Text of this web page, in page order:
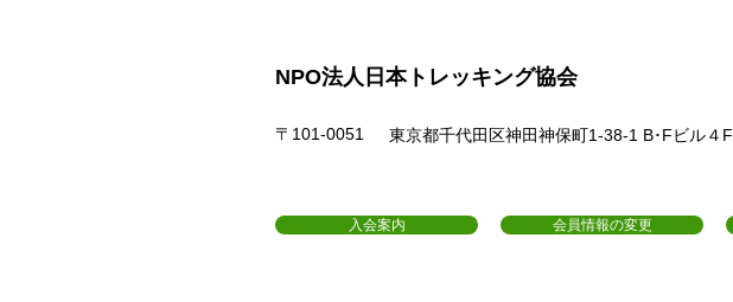
NPO法人日本トレッキング協会
〒101-0051 東京都千代田区神田神保町1-38-1 B･Fビル４F
入会案内 会員情報の変更